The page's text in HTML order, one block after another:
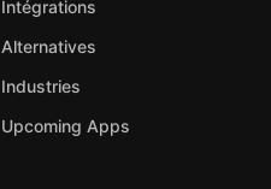
Intégrations
Alternatives
Industries
Upcoming Apps